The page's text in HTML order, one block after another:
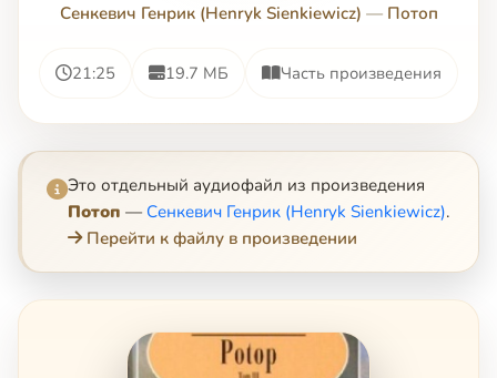
Сенкевич Генрик (Henryk Sienkiewicz) — Потоп
21:25 19.7 МБ Часть произведения
Это отдельный аудиофайл из произведения
Потоп — Сенкевич Генрик (Henryk Sienkiewicz).
Перейти к файлу в произведении